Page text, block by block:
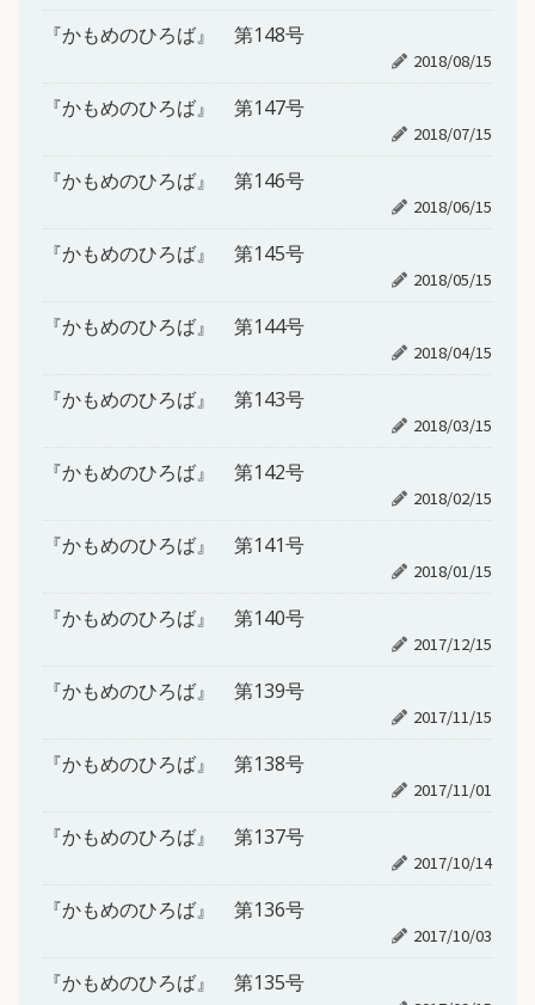
『かもめのひろば』 第148号
2018/08/15
『かもめのひろば』 第147号
2018/07/15
『かもめのひろば』 第146号
2018/06/15
『かもめのひろば』 第145号
2018/05/15
『かもめのひろば』 第144号
2018/04/15
『かもめのひろば』 第143号
2018/03/15
『かもめのひろば』 第142号
2018/02/15
『かもめのひろば』 第141号
2018/01/15
『かもめのひろば』 第140号
2017/12/15
『かもめのひろば』 第139号
2017/11/15
『かもめのひろば』 第138号
2017/11/01
『かもめのひろば』 第137号
2017/10/14
『かもめのひろば』 第136号
2017/10/03
『かもめのひろば』 第135号